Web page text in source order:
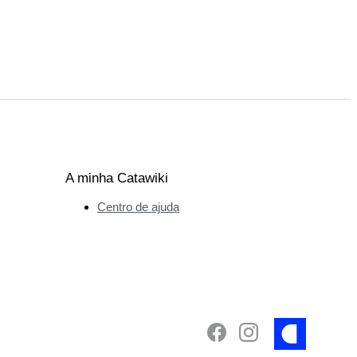
A minha Catawiki
Centro de ajuda